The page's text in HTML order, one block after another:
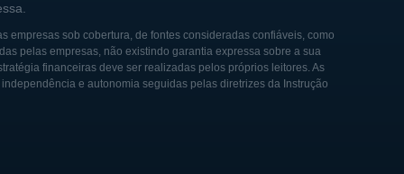
engajamento contínuo com
no setor e
crucial para a
sob cobertura, de fontes consideradas confiáveis, como
pelas empresas, não existindo garantia expressa sobre a sua
financeiras deve ser realizadas pelos próprios leitores. As
e autonomia seguidas pelas diretrizes da Instrução